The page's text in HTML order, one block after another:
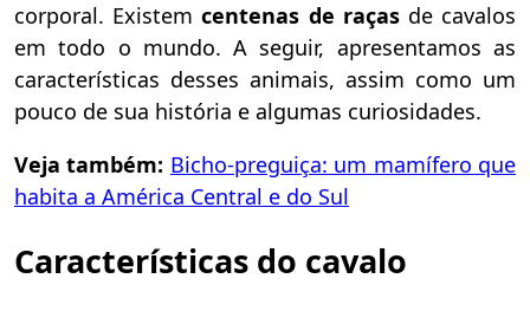
corporal. Existemcentenas de raçasde cavalos
em todo o mundo. A seguir, apresentamos as
características desses animais, assim como um
pouco de sua história e algumas curiosidades.
Veja também: Bicho-preguiça: um mamífero que
habita a América Central e do Sul
Características do cavalo